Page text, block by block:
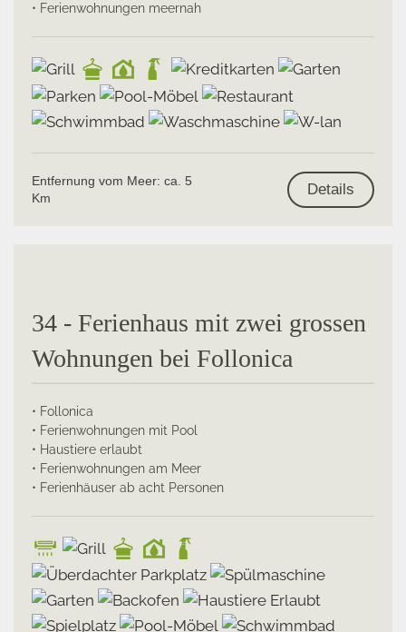
• Ferienwohnungen meernah
Entfernung vom Meer: ca. 5
Km
Details
34 - Ferienhaus mit zwei grossen
Wohnungen bei Follonica
• Follonica
• Ferienwohnungen mit Pool
• Haustiere erlaubt
• Ferienwohnungen am Meer
• Ferienhäuser ab acht Personen